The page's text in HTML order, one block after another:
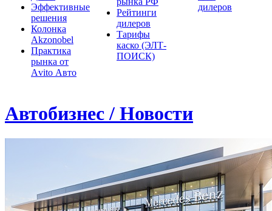
Эффективные
решения
Колонка
Akzonobel
Практика
рынка от
Аvito Авто
Рейтинги
дилеров
Тарифы
каско (ЭЛТ-
ПОИСК)
дилеров
Автобизнес / Новости